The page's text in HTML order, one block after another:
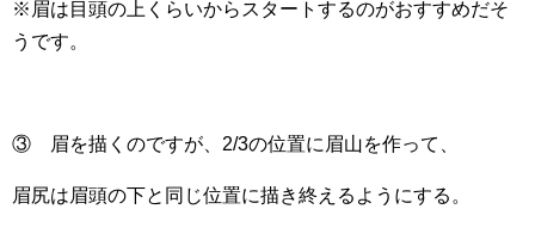
※眉は目頭の上くらいからスタートするのがおすすめだそ
うです。
③ 眉を描くのですが、2/3の位置に眉山を作って、
眉尻は眉頭の下と同じ位置に描き終えるようにする。